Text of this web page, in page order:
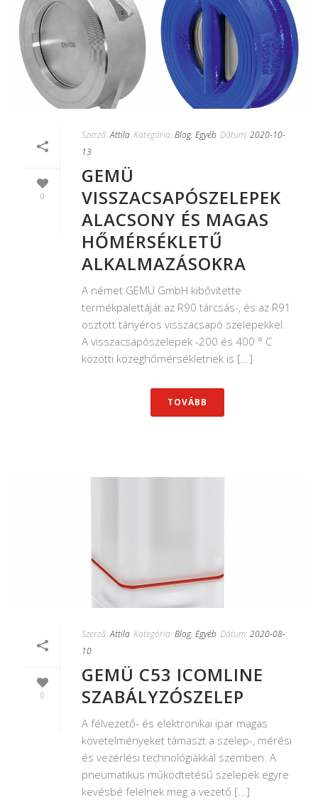
0
Szerző:Attila Kategória:Blog, Egyéb Dátum:2020-10-
13
GEMÜ
VISSZACSAPÓSZELEPEK
ALACSONY ÉS MAGAS
HŐMÉRSÉKLETŰ
ALKALMAZÁSOKRA
A német GEMÜ GmbH kibővítette
termékpalettáját az R90 tárcsás-, és az R91
osztott tányéros visszacsapó szelepekkel.
A visszacsapószelepek -200 és 400 ° C
közötti közeghőmérsékletnek is [...]
TOVÁBB
0
Szerző:Attila Kategória:Blog, Egyéb Dátum:2020-08-
10
GEMÜ C53 ICOMLINE
SZABÁLYZÓSZELEP
A félvezető- és elektronikai ipar magas
követelményeket támaszt a szelep-, mérési
és vezérlési technológiákkal szemben. A
pneumatikus működtetésű szelepek egyre
kevésbé felelnek meg a vezető [...]